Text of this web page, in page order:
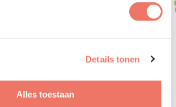
Details tonen
Alles toestaan